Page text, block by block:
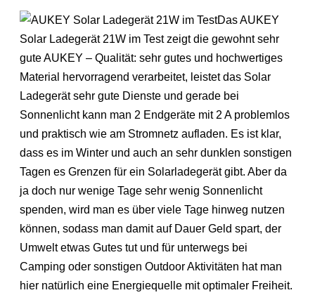
Das AUKEY
Solar Ladegerät 21W im Test zeigt die gewohnt sehr
gute AUKEY – Qualität: sehr gutes und hochwertiges
Material hervorragend verarbeitet, leistet das Solar
Ladegerät sehr gute Dienste und gerade bei
Sonnenlicht kann man 2 Endgeräte mit 2 A problemlos
und praktisch wie am Stromnetz aufladen. Es ist klar,
dass es im Winter und auch an sehr dunklen sonstigen
Tagen es Grenzen für ein Solarladegerät gibt. Aber da
ja doch nur wenige Tage sehr wenig Sonnenlicht
spenden, wird man es über viele Tage hinweg nutzen
können, sodass man damit auf Dauer Geld spart, der
Umwelt etwas Gutes tut und für unterwegs bei
Camping oder sonstigen Outdoor Aktivitäten hat man
hier natürlich eine Energiequelle mit optimaler Freiheit.